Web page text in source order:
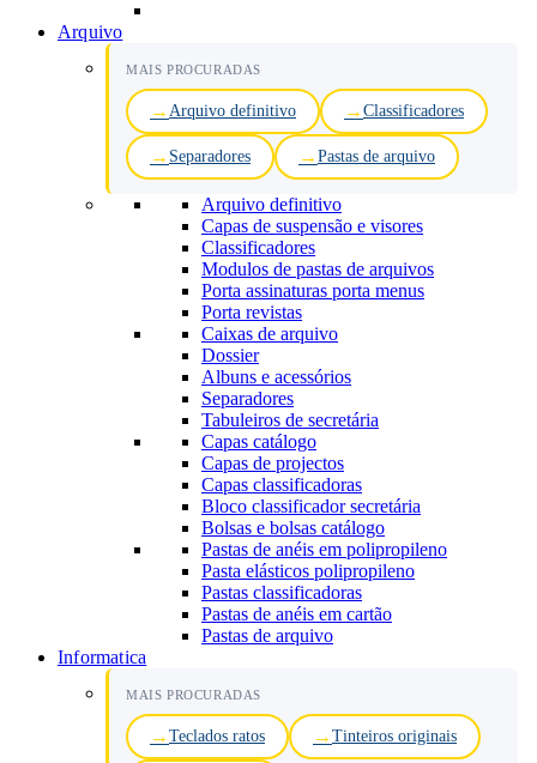
Arquivo
MAIS PROCURADAS
Arquivo definitivo Classificadores
Separadores Pastas de arquivo
Arquivo definitivo
Capas de suspensão e visores
Classificadores
Modulos de pastas de arquivos
Porta assinaturas porta menus
Porta revistas
Caixas de arquivo
Dossier
Albuns e acessórios
Separadores
Tabuleiros de secretária
Capas catálogo
Capas de projectos
Capas classificadoras
Bloco classificador secretária
Bolsas e bolsas catálogo
Pastas de anéis em polipropileno
Pasta elásticos polipropileno
Pastas classificadoras
Pastas de anéis em cartão
Pastas de arquivo
Informatica
MAIS PROCURADAS
Teclados ratos Tinteiros originais